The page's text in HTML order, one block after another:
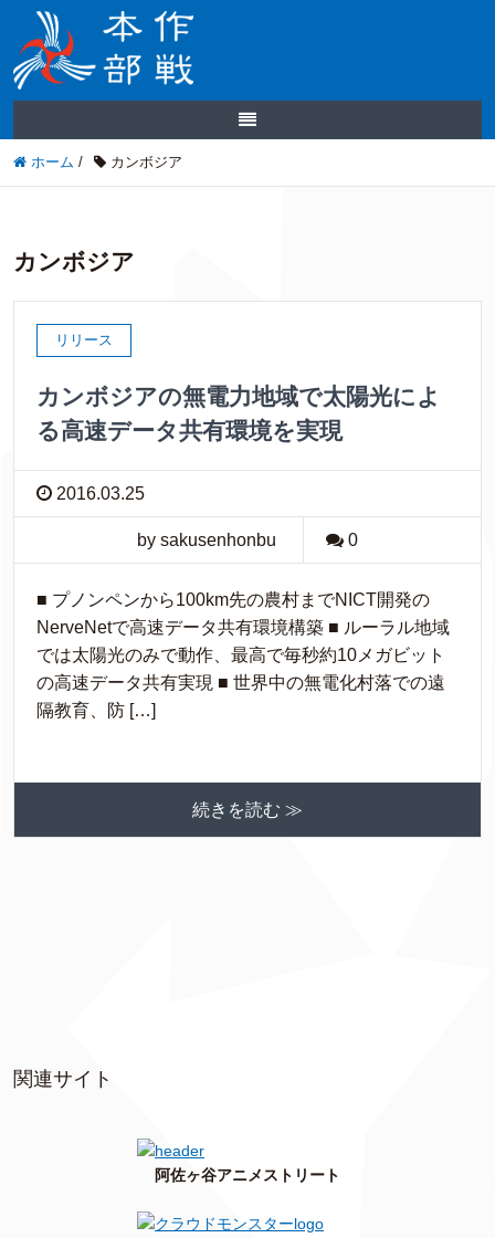
ホーム / カンボジア
カンボジア
リリース
カンボジアの無電力地域で太陽光によ
る高速データ共有環境を実現
2016.03.25
by sakusenhonbu 0
■ プノンペンから100km先の農村までNICT開発の
NerveNetで高速データ共有環境構築 ■ ルーラル地域
では太陽光のみで動作、最高で毎秒約10メガビット
の高速データ共有実現 ■ 世界中の無電化村落での遠
隔教育、防 […]
続きを読む ≫
関連サイト
阿佐ヶ谷アニメストリート